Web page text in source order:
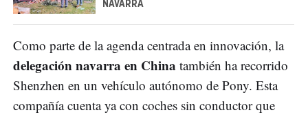
NAVARRA
Como parte de la agenda centrada en innovación, la
delegación navarra en China también ha recorrido
Shenzhen en un vehículo autónomo de Pony. Esta
compañía cuenta ya con coches sin conductor que